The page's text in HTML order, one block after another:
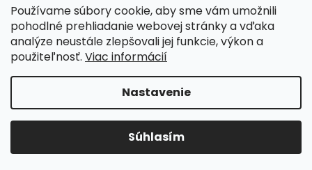
Používame súbory cookie, aby sme vám umožnili
pohodlné prehliadanie webovej stránky a vďaka
analýze neustále zlepšovali jej funkcie, výkon a
použiteľnosť. Viac informácií
Nastavenie
Súhlasím
Obľúbené spôsoby platby:
Copyright 2026Malujpodlacisel.sk. Všetky práva
vyhradené.Upraviť nastavenie cookies